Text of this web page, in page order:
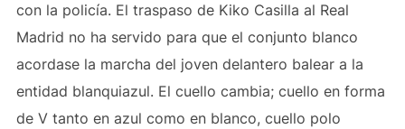
con la policía. El traspaso de Kiko Casilla al Real
Madrid no ha servido para que el conjunto blanco
acordase la marcha del joven delantero balear a la
entidad blanquiazul. El cuello cambia; cuello en forma
de V tanto en azul como en blanco, cuello polo